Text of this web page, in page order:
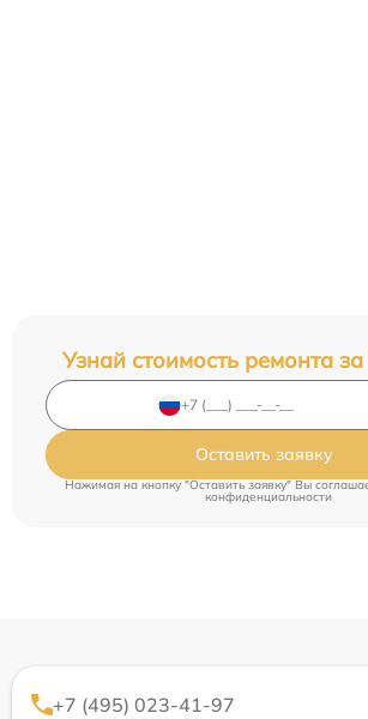
Узнай стоимость ремонта
Оставить заявку
Нажимая на кнопку "Оставить заявку" Вы
конфиденциальности
+7 (495) 023-41-97